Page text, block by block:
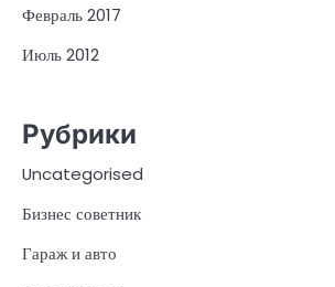
Февраль 2017
Июль 2012
Рубрики
Uncategorised
Бизнес советник
Гараж и авто